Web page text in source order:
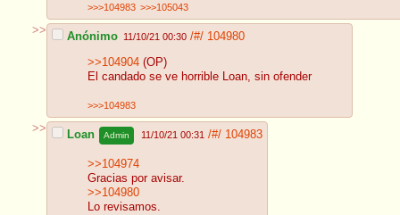
>>>104983 >>>105043
>> Anónimo 11/10/21 00:30 /#/ 104980
>>104904 (OP)
El candado se ve horrible Loan, sin ofender
>>>104983
>> Loan Admin 11/10/21 00:31 /#/ 104983
>>104974
Gracias por avisar.
>>104980
Lo revisamos.